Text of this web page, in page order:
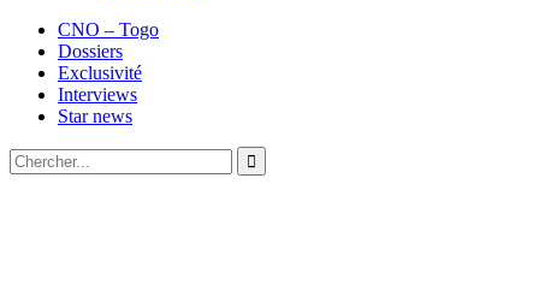
CNO – Togo
Dossiers
Exclusivité
Interviews
Star news